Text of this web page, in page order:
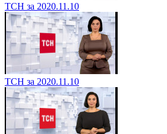
ТСН за 2020.11.10
ТСН за 2020.11.10